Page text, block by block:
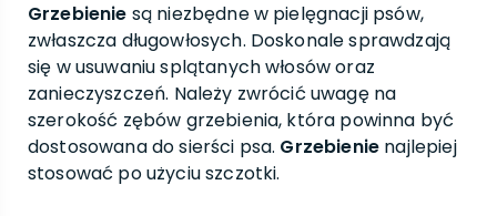
Grzebienie są niezbędne w pielęgnacji psów,
zwłaszcza długowłosych. Doskonale sprawdzają
się w usuwaniu splątanych włosów oraz
zanieczyszczeń. Należy zwrócić uwagę na
szerokość zębów grzebienia, która powinna być
dostosowana do sierści psa. Grzebienie najlepiej
stosować po użyciu szczotki.